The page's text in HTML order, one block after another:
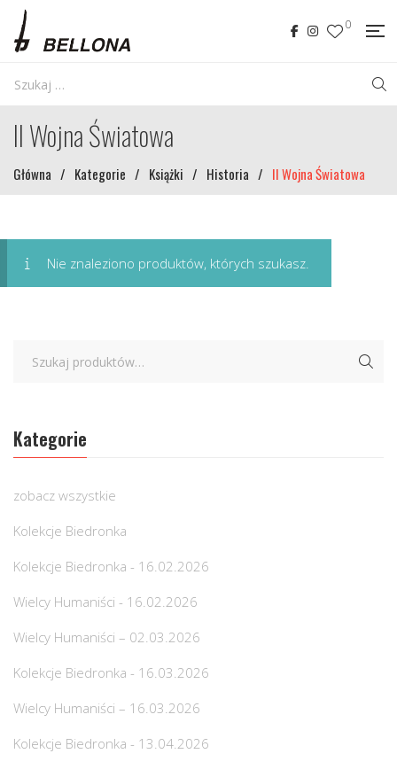
0
II Wojna Światowa
Główna / Kategorie / Książki / Historia / II Wojna Światowa
Nie znaleziono produktów, których szukasz.
Kategorie
zobacz wszystkie
Kolekcje Biedronka
Kolekcje Biedronka - 16.02.2026
Wielcy Humaniści - 16.02.2026
Wielcy Humaniści – 02.03.2026
Kolekcje Biedronka - 16.03.2026
Wielcy Humaniści – 16.03.2026
Kolekcje Biedronka - 13.04.2026